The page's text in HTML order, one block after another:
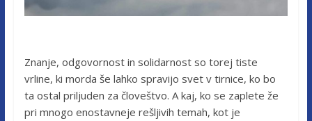
Znanje, odgovornost in solidarnost so torej tiste
vrline, ki morda še lahko spravijo svet v tirnice, ko bo
ta ostal priljuden za človeštvo. A kaj, ko se zaplete že
pri mnogo enostavneje rešljivih temah, kot je